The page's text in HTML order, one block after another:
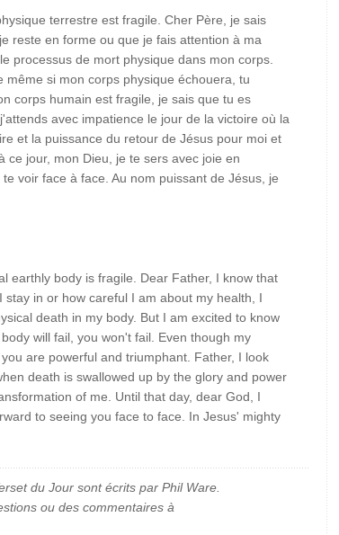
terrestre est fragile. Cher Père, je sais
reste en forme ou que je fais attention à ma
processus de mort physique dans mon corps.
même si mon corps physique échouera, tu
corps humain est fragile, je sais que tu es
avec impatience le jour de la victoire où la
et la puissance du retour de Jésus pour moi et
ce jour, mon Dieu, je te sers avec joie en
voir face à face. Au nom puissant de Jésus, je
earthly body is fragile. Dear Father, I know that
in or how careful I am about my health, I
death in my body. But I am excited to know
will fail, you won't fail. Even though my
are powerful and triumphant. Father, I look
death is swallowed up by the glory and power
of me. Until that day, dear God, I
to seeing you face to face. In Jesus' mighty
du Jour sont écrits par Phil Ware.
ou des commentaires à